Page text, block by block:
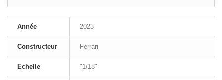
Année 2023
Constructeur Ferrari
Echelle "1/18"